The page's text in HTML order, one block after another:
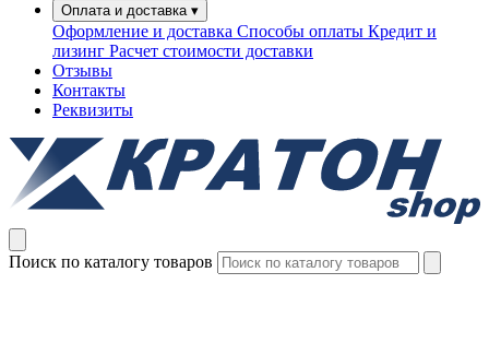
Оплата и доставка ▾
Оформление и доставка Способы оплаты Кредит и
лизинг Расчет стоимости доставки
Отзывы
Контакты
Реквизиты
Поиск по каталогу товаров